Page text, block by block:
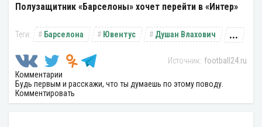
Полузащитник «Барселоны» хочет перейти в «Интер»
Барселона Ювентус Душан Влахович ...
football24.ru
Комментарии
Будь первым и расскажи, что ты думаешь по этому поводу.
Комментировать